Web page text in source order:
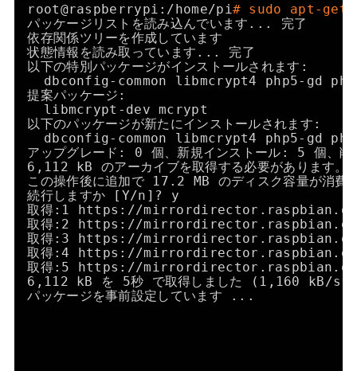
root@raspberrypi: /home/pi# sudo apt-get
パッケージリストを読み込んでいます... 完了
依存関係ツリーを作成しています
状態情報を読み取っています... 完了
以下の特別パッケージがインストールされます:
dbconfig-common libmcrypt4 php5-gd
提案パッケージ:
libmcrypt-dev mcrypt
以下のパッケージが新たにインストールされます:
dbconfig-common libmcrypt4 php5-gd
アップグレード: 0 個、新規インストール: 5 個、
6,112 kB のアーカイブを取得する必要があります。
この操作後に追加で 17.2 MB のディスク容量が消費
続行しますか [Y/n ]? y
取得:1 https: //mirrordirector
取得:2 https: //mirrordirector
取得:3 https: //mirrordirector
取得:4 https: //mirrordirector
取得:5 https: //mirrordirector
6,112 kB を 5秒 で取得しました (1,160 kB/s
パッケージを事前設定しています ...